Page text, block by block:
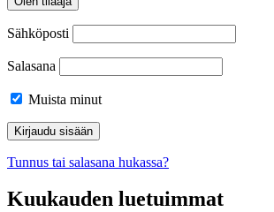
Sähköposti
Salasana
Muista minut
Tunnus tai salasana hukassa?
Kuukauden luetuimmat